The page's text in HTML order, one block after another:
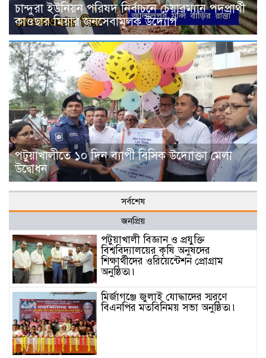
চান্দুরা ইউনিয়ন পরিষদ নির্বাচনে চেয়ারম্যান পদপ্রার্থী
কাওছার মিয়ার জনসেবামূলক উদ্যোগ
পটুয়াখালীতে ১০ দিন ব্যাপী বিসিক উদ্যোক্তা মেলা
উদ্বোধন
সর্বশেষ
জনপ্রিয়
পটুয়াখালী বিজ্ঞান ও প্রযুক্তি
বিশ্ববিদ্যালয়ের কৃষি অনুষদের
শিক্ষার্থীদের ওরিয়েন্টেশন প্রোগ্রাম
অনুষ্ঠিত৷৷
মির্জাগঞ্জে জুলাই যোদ্ধাদের স্মরণে
বিএনপির মতবিনিময় সভা অনুষ্ঠিত৷৷